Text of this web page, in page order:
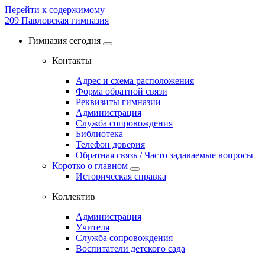
Перейти к содержимому
209 Павловская гимназия
Гимназия сегодня
Контакты
Адрес и схема расположения
Форма обратной связи
Реквизиты гимназии
Администрация
Служба сопровождения
Библиотека
Телефон доверия
Обратная связь / Часто задаваемые вопросы
Коротко о главном
Историческая справка
Коллектив
Администрация
Учителя
Служба сопровождения
Воспитатели детского сада